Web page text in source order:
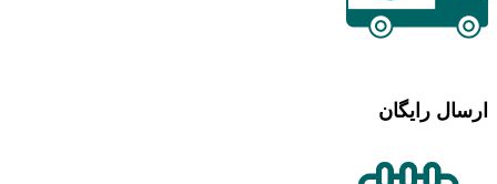
ارسال رایگان